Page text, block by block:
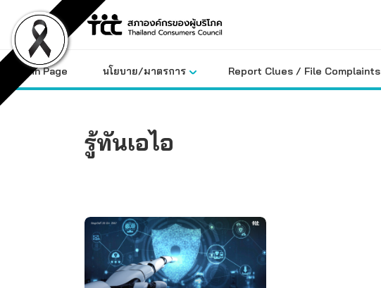
content
Main Page นโยบาย/มาตรการ Report Clues / File Complaints
รู้ทันเอไอ